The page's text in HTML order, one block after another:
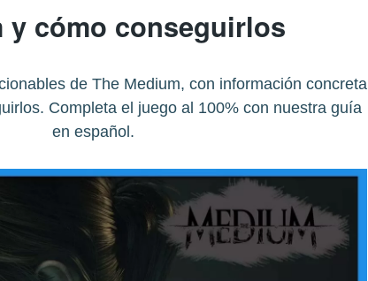
y cómo conseguirlos
de The Medium, con información concreta
Completa el juego al 100% con nuestra guía
en español.